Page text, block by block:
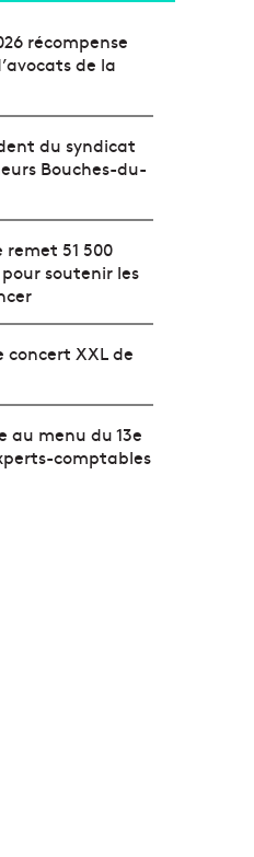
récompense
de la
du syndicat
Bouches-du-
remet 51 500
soutenir les
concert XXL de
au menu du 13e
comptables